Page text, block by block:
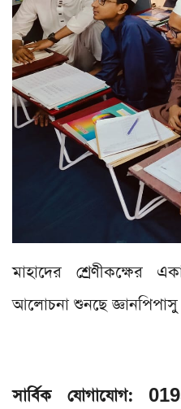
মাহাদের শ্রেণীকক্ষের
আলোচনা শুনছে জ্ঞানপিপাসু
সার্বিক যোগাযোগ: